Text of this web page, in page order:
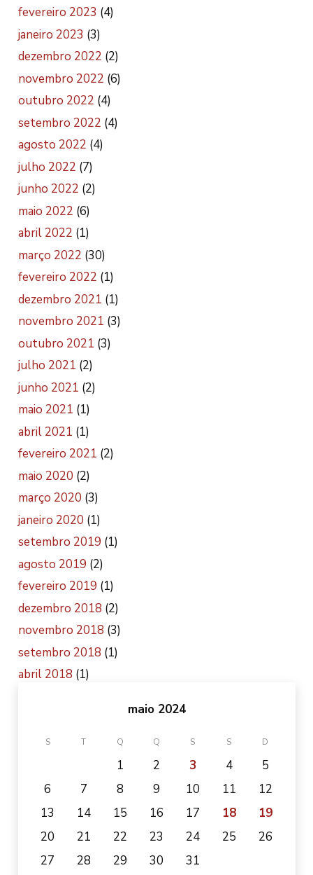
fevereiro 2023 (4)
janeiro 2023 (3)
dezembro 2022 (2)
novembro 2022 (6)
outubro 2022 (4)
setembro 2022 (4)
agosto 2022 (4)
julho 2022 (7)
junho 2022 (2)
maio 2022 (6)
abril 2022 (1)
março 2022 (30)
fevereiro 2022 (1)
dezembro 2021 (1)
novembro 2021 (3)
outubro 2021 (3)
julho 2021 (2)
junho 2021 (2)
maio 2021 (1)
abril 2021 (1)
fevereiro 2021 (2)
maio 2020 (2)
março 2020 (3)
janeiro 2020 (1)
setembro 2019 (1)
agosto 2019 (2)
fevereiro 2019 (1)
dezembro 2018 (2)
novembro 2018 (3)
setembro 2018 (1)
abril 2018 (1)
maio 2024
S T Q Q S S D
1 2 3 4
5
6
7 8 9 10 11
12
13
14 15 16 17 18
19
20
21 22 23 24 25
26
27
28 29 30 31